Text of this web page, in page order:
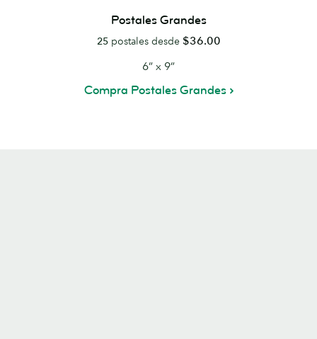
Postales Grandes
25postales desde $36.00
6” x 9”
Compra Postales Grandes